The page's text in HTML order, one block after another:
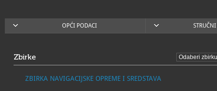
OPĆI PODACI
Zbirke
ZBIRKA NAVIGACIJSKE OPREME I SREDSTAVA